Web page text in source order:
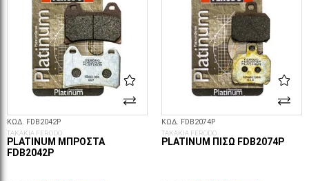
ΚΩΔ. FDB2042P
ΤΑΚΑΚΙΑ FERODO
PLATINUM ΜΠΡΟΣΤΆ
FDB2042P
ΚΩΔ. FDB2074P
ΤΑΚΑΚΙΑ FERODO
PLATINUM ΠΊΣΩ FDB2074P